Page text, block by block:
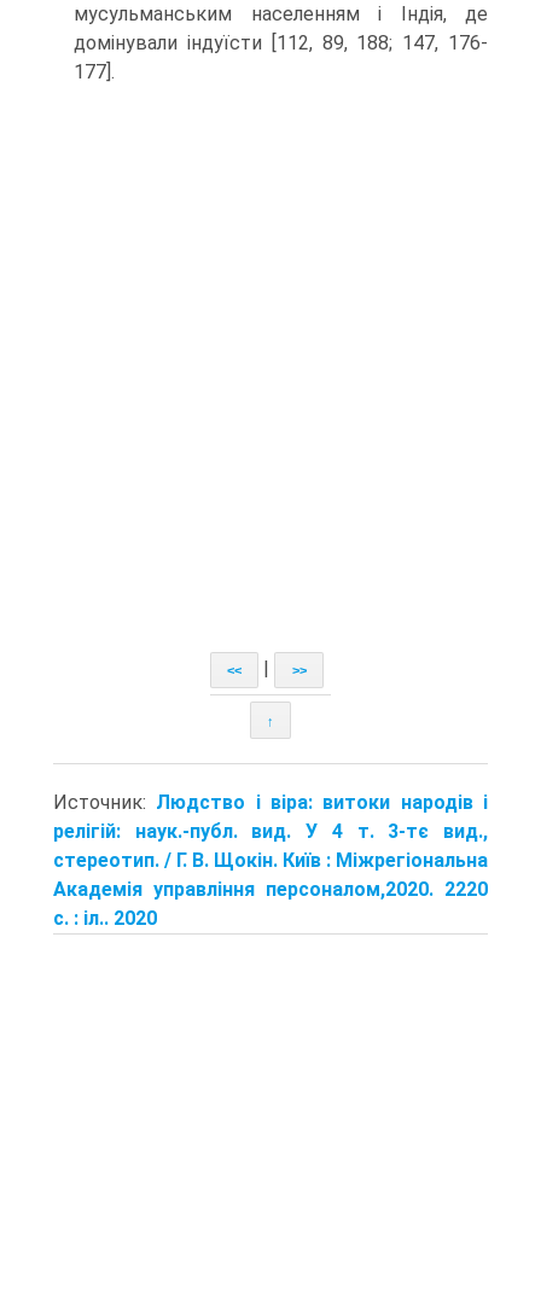
мусуль­манським населенням і Індія, де
домінували індуїсти [112, 89, 188; 147, 176-
177].
<< >>
↑
Источник: Людство і віра: витоки народів і
релігій: наук.-публ. вид. У 4 т. 3-тє вид.,
стереотип. / Г. В. Щокін. Київ : Міжрегіональна
Академія управління персоналом,2020. 2220
с. : іл.. 2020